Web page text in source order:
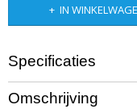
IN
Specificaties
Bruto gewicht
Omschrijving